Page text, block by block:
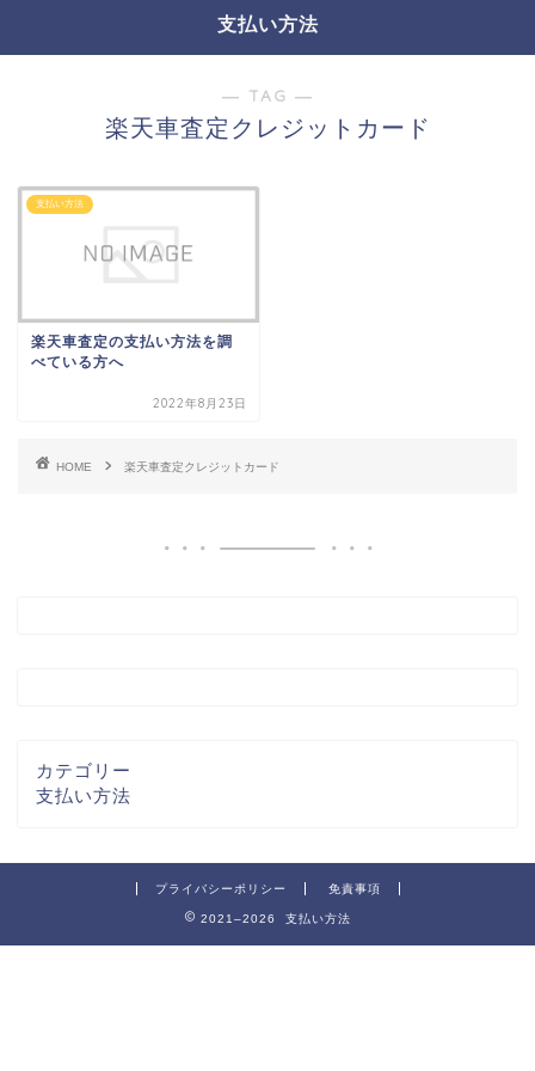
支払い方法
― TAG ―
楽天車査定クレジットカード
支払い方法
楽天車査定の支払い方法を調
べている方へ
2022年8月23日
HOME 楽天車査定クレジットカード
カテゴリー
支払い方法
プライバシーポリシー 免責事項
2021–2026 支払い方法